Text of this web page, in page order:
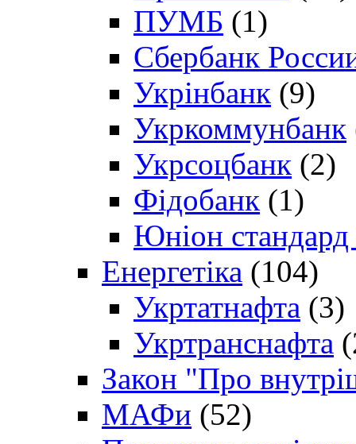
ПУМБ (1)
Сбербанк
Укрінбанк (9)
Укркоммунбанк
Укрсоцбанк (2)
Фідобанк (1)
Юніон стандард
Енергетіка (104)
Укртатнафта (3)
Укртранснафта
Закон "Про
МАФи (52)